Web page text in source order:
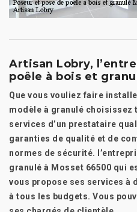
Artisan Lobry,
poêle à bois et
Que vous vouliez faire
modèle à granulé
services d’un prestataire
garanties de qualité et de
normes de sécurité.
granulé à Mosset 66500 qui
vous propose ses services à
à tous les budgets. Vous